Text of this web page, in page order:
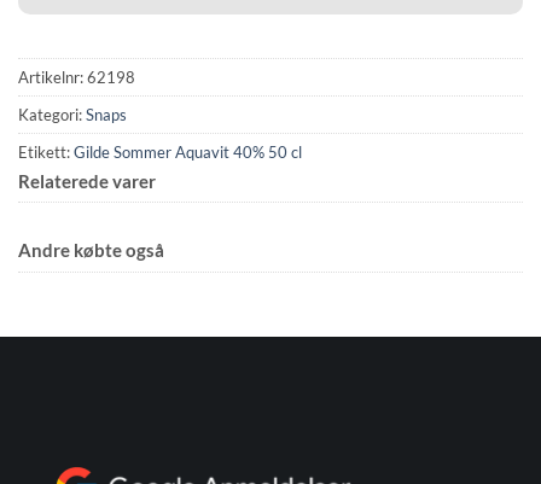
Artikelnr:62198
Kategori:Snaps
Etikett:Gilde Sommer Aquavit 40% 50 cl
Relaterede varer
Andre købte også